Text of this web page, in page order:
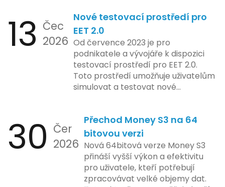
implementace funkce, která by
mohla porušovat určité zákonné
limity na ochranu osobních údajů.
Tato technologie se zaměřuje na
pokročilé sledování uživatelských
aktivit, což vyvolalo obavy ohledně
soukromí a ochrany dat uživatelů.
bezpečnost a ochranu spotřebitelů,
regulační orgány různých zemí jsou
na pozoru a sledují vývoj celého
případu velmi bedlivě. Vedení
společnosti zatím neposkytlo
podrobnější informace o
konkrétních záměrech či časové
13 Čec
2026
Nové testovací prostředí pro
EET 2.0
Od července 2023 je pro
podnikatele a vývojáře k dispozici
testovací prostředí pro EET 2.0.
Toto prostředí umožňuje uživatelům
simulovat a testovat nové
kontrolovaném prostředí. Uživatelé
mají možnost předem se seznámit s
aktualizacemi, a tím lépe připravit
své systémy na oficiální zavedení
nového systému.
30 Čer
2026
Přechod Money S3 na 64
bitovou verzi
Nová 64bitová verze Money S3
přináší vyšší výkon a efektivitu
pro uživatele, kteří potřebují
zpracovávat velké objemy dat.